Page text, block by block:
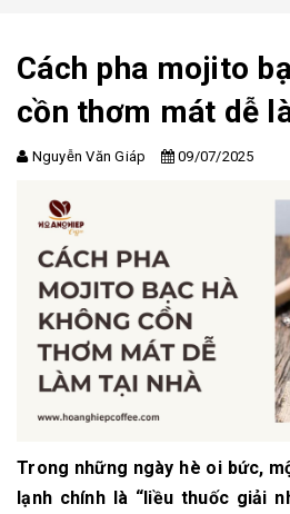
Cách pha mojito
cồn thơm mát dễ
Nguyễn Văn Giáp 09/07/2025
Trong những ngày hè oi bức,
lạnh chính là “liều thuốc giải